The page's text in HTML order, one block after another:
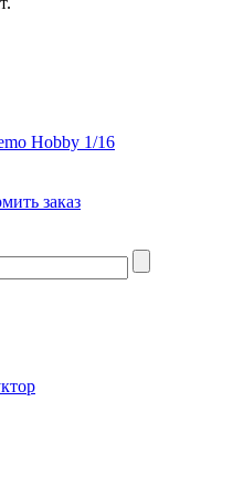
Hobby 1/16
заказ